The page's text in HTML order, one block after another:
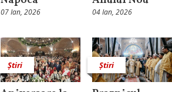
07 Ian, 2026 04 Ian, 2026
Știri Știri